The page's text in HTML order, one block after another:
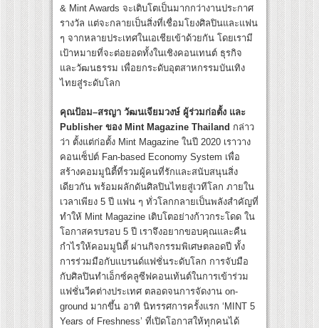
& Mint Awards จะเติบโตเป็นมากกว่างานประกาศ
รางวัล แต่จะกลายเป็นสิ่งที่เชื่อมโยงศิลปินและแฟน
ๆ จากหลายประเทศในเอเชียเข้าด้วยกัน โดยเรามี
เป้าหมายที่จะต่อยอดทั้งในเชิงคอนเทนต์ ธุรกิจ
และวัฒนธรรม เพื่อยกระดับอุตสาหกรรมบันเทิง
ไทยสู่ระดับโลก
คุณป้อม–สรญา วัฒนเจียมวงษ์ ผู้ร่วมก่อตั้ง และ
Publisher ของ Mint Magazine Thailand กล่าว
ว่า ตั้งแต่ก่อตั้ง Mint Magazine ในปี 2020 เราวาง
คอนเซ็ปต์ Fan-based Economy System เพื่อ
สร้างคอมมูนิตี้ที่รวมผู้คนที่รักและสนับสนุนสิ่ง
เดียวกัน พร้อมผลักดันศิลปินไทยสู่เวทีโลก ภายใน
เวลาเพียง 5 ปี แฟน ๆ ทั่วโลกกลายเป็นพลังสำคัญที่
ทำให้ Mint Magazine เติบโตอย่างก้าวกระโดด ใน
โอกาสครบรอบ 5 ปี เราจึงอยากขอบคุณและคืน
กำไรให้คอมมูนิตี้ ผ่านกิจกรรมพิเศษตลอดปี ทั้ง
การร่วมมือกับแบรนด์แฟชั่นระดับโลก การจับมือ
กับศิลปินทำเอ็กซ์คลูซีฟคอนเท้นต์ในการเข้าร่วม
แฟชั่นวีคต่างประเทศ ตลอดจนการจัดงาน on-
ground มากขึ้น อาทิ นิทรรศการครั้งแรก ‘MINT 5
Years of Freshness’ ที่เปิดโอกาสให้ทุกคนได้